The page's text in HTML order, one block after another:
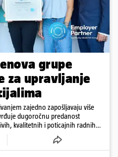
grupe
za upravljanje
zajedno zapošljavaju više
dugoročnu predanost
kvalitetnih i poticajnih radnih